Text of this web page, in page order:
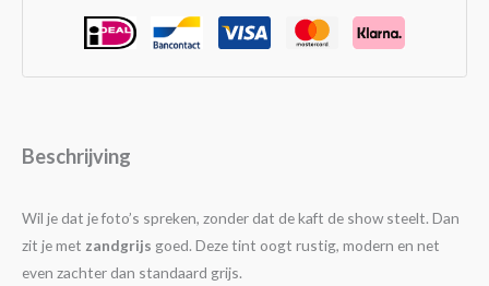
Beschrijving
Wil je dat je foto’s spreken, zonder dat de kaft de show steelt. Dan
zit je met zandgrijs goed. Deze tint oogt rustig, modern en net
even zachter dan standaard grijs.